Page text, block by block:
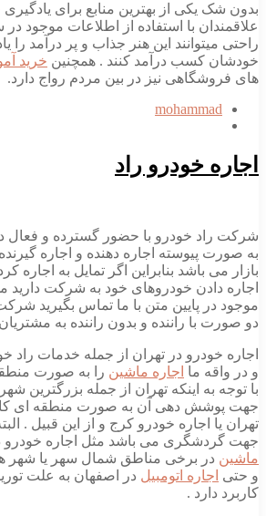
بدون شک یکی از بهترین منابع برای
علاقمندان با استفاده از اطلاعات موجود در
راحتی میتوانند این هنر جذاب و پر درآمد را
خودشان کسب درآمد کنند . همچنین خرید
های فروشگاهی نیز در بین مردم رواج دارد.
mohammad
اجاره خودرو راد
شرکت راد خودرو با حضور گسترده و فعال
به صورت پیوسته اجاره دهنده و اجاره
بازار می باشد بنابراین اگر تمایل به اجاره
اجاره دادن خودروهای خود به شرکت دارید
موجود در پایین متن با ما تماس بگیرید
دو صورت با راننده و بدون راننده به
اجاره خودرو در تهران از جمله خدمات
و در واقه ما اجاره ماشین را به صورت
با توجه به اینکه تهران از جمله بزرگترین
جهت پوشش دهی آن به صورت منطقه ای
تهران یا اجاره خودرو کرج و از این قبیل .
جهت گردشگری می باشد مثل اجاره خودرو
ماشین در برخی مناطق شمال سهر یا شهر
و حتی اجاره اتومبیل در اصفهان به علت
کاربرد دارد .